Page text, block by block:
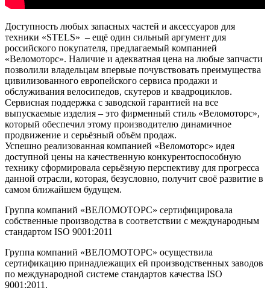
Доступность любых запасных частей и аксессуаров для
техники «STELS» – ещё один сильный аргумент для
российского покупателя, предлагаемый компанией
«Веломоторс». Наличие и адекватная цена на любые запчасти
позволили владельцам впервые почувствовать преимущества
цивилизованного европейского сервиса продажи и
обслуживания велосипедов, скутеров и квадроциклов.
Сервисная поддержка с заводской гарантией на все
выпускаемые изделия – это фирменный стиль «Веломоторс»,
который обеспечил этому производителю динамичное
продвижение и серьёзный объём продаж.
Успешно реализованная компанией «Веломоторс» идея
доступной цены на качественную конкурентоспособную
технику сформировала серьёзную перспективу для прогресса
данной отрасли, которая, безусловно, получит своё развитие в
самом ближайшем будущем.
Группа компаний «ВЕЛОМОТОРС» сертифицировала
собственные производства в соответствии с международным
стандартом ISO 9001:2011
Группа компаний «ВЕЛОМОТОРС» осуществила
сертификацию принадлежащих ей производственных заводов
по международной системе стандартов качества ISO
9001:2011.